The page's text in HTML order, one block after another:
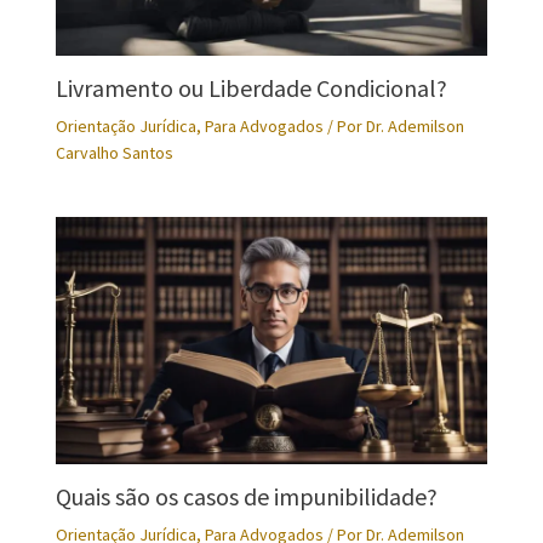
Livramento ou Liberdade Condicional?
Orientação Jurídica, Para Advogados / PorDr. Ademilson
Carvalho Santos
Quais são os casos de impunibilidade?
Orientação Jurídica, Para Advogados / PorDr. Ademilson